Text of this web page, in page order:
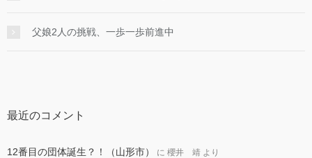
父娘2人の挑戦、一歩一歩前進中
最近のコメント
12番目の団体誕生？！（山形市） に 櫻井 靖 より